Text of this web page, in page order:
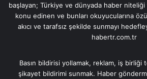
başlayan; Türkiye ve dünyada haber niteliği
konu edinen ve bunları okuyucularına
akıcı ve tarafsız şekilde sunmayı
habertr.com.tr
Basın bildirisi yollamak, reklam, iş birliği
şikayet bildirimi sunmak. Haber